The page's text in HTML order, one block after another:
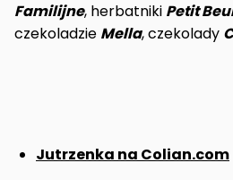
Familijne, herbatniki Petit
czekoladzie Mella, czekolady
Jutrzenka na Colian.com